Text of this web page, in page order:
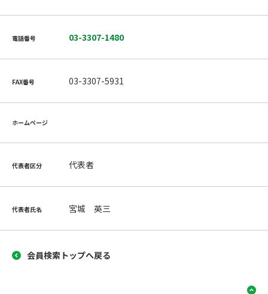
電話番号 03-3307-1480
FAX番号 03-3307-5931
ホームページ
代表者区分 代表者
代表者氏名 宮城 英三
会員検索トップへ戻る